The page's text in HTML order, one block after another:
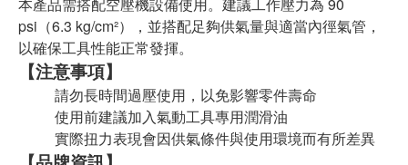
psi（6.3 kg/cm²），並搭配足夠供氣量與適當內徑氣管，
以確保工具性能正常發揮。
【注意事項】
請勿長時間過壓使用，以免影響零件壽命
使用前建議加入氣動工具專用潤滑油
實際扭力表現會因供氣條件與使用環境而有所差異